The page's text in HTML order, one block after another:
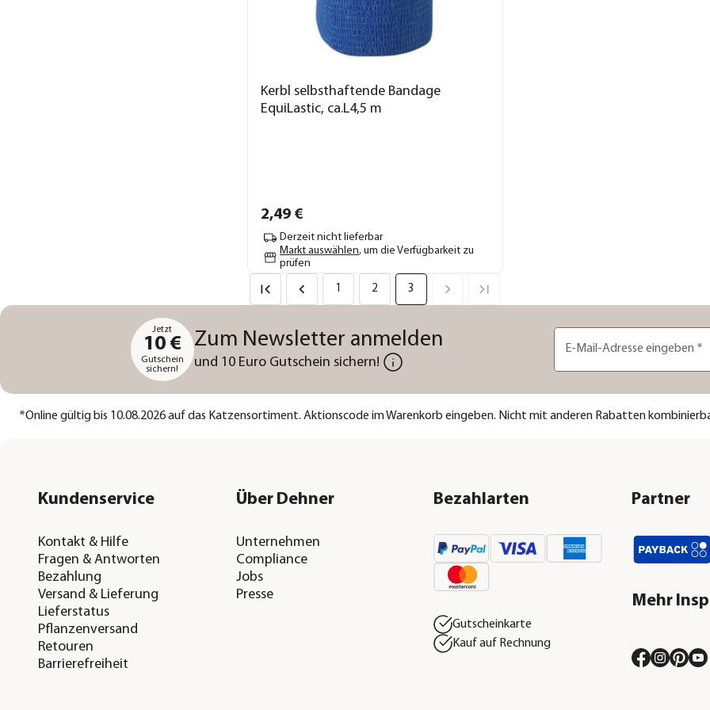
Kerbl selbsthaftende Bandage
EquiLastic, ca.L4,5 m
2,49 €
Derzeit nicht lieferbar
Markt auswählen, um die Verfügbarkeit zu
prüfen
1 2 3
Jetzt
10 €
Gutschein
sichern!
Zum Newsletter anmelden
und 10 Euro Gutschein sichern!
E-Mail-Adresse eingeben *
*Online gültig bis 10.08.2026 auf das Katzensortiment. Aktionscode im Warenkorb eingeben. Nicht mit anderen Rabatten
Kundenservice
Kontakt & Hilfe
Fragen & Antworten
Bezahlung
Versand & Lieferung
Lieferstatus
Pflanzenversand
Retouren
Barrierefreiheit
Über Dehner
Unternehmen
Compliance
Jobs
Presse
Bezahlarten
Gutscheinkarte
Kauf auf Rechnung
Partner
Mehr